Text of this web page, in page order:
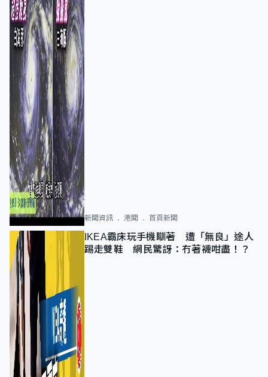
新聞資訊 港聞 首頁新聞
IKEA霸床玩手機瞓著 遭「無良」途人
踢走雙鞋 網民驚訝：冇著襪咁盡！？